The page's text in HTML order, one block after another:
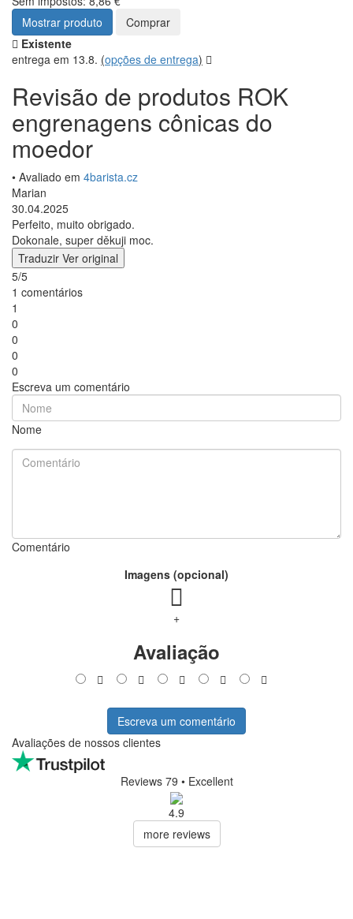
Mostrar produto
Comprar
Existente
entrega em 13.8. (opções de entrega)
Revisão de produtos ROK
engrenagens cônicas do
moedor
• Avaliado em 4barista.cz
Marian
30.04.2025
Perfeito, muito obrigado.
Dokonale, super děkuji moc.
Traduzir Ver original
5/5
1 comentários
1
0
0
0
0
Escreva um comentário
Nome
Comentário
Imagens (opcional)
+
Avaliação
Escreva um comentário
Avaliações de nossos clientes
Reviews 79 • Excellent
4.9
more reviews